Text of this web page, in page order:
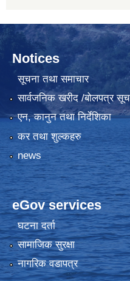
Notices
सूचना तथा समाचार
सार्वजनिक खरीद /बोलपत्र
एन, कानुन तथा निर्देशिका
कर तथा शुल्कहरु
news
eGov services
घटना दर्ता
सामाजिक सुरक्षा
नागरिक वडापत्र